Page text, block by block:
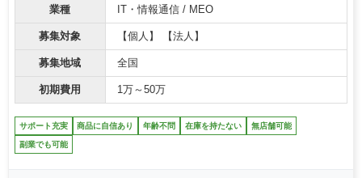
業種 IT・情報通信 / MEO
募集対象 【個人】 【法人】
募集地域 全国
初期費用 1万～50万
サポート充実 商品に自信あり 年齢不問 在庫を持たない 無店舗可能
副業でも可能